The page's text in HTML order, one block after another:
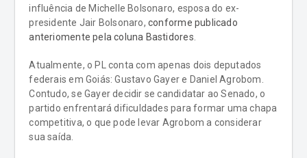
influência de Michelle Bolsonaro, esposa do ex-
presidente Jair Bolsonaro,conforme publicado
anteriomente pela coluna Bastidores
Atualmente, o PL conta com apenas dois deputados
federais em Goiás: Gustavo Gayer e Daniel Agrobom.
Contudo, se Gayer decidir se candidatar ao Senado, o
partido enfrentará dificuldades para formar uma chapa
competitiva, o que pode levar Agrobom a considerar
sua saída.